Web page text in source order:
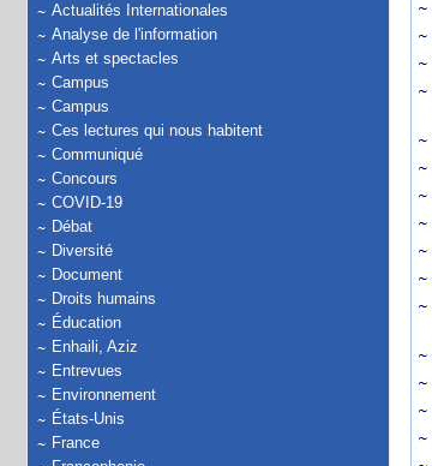
Actualités Internationales
Analyse de l'information
Arts et spectacles
Campus
Campus
Ces lectures qui nous habitent
Communiqué
Concours
COVID-19
Débat
Diversité
Document
Droits humains
Éducation
Enhaili, Aziz
Entrevues
Environnement
États-Unis
France